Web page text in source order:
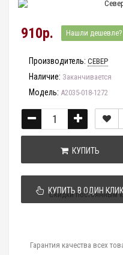
910р. Нашли дешевле?
Производитель: СЕВЕР
Наличие: Заканчивается
Модель: A2035-018-1272
КУПИТЬ
КУПИТЬ В ОДИН КЛИК
Скидки постоянным
Гарантия качества всех